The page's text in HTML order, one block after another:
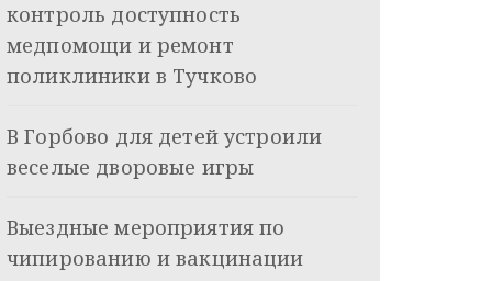
контроль доступность
медпомощи и ремонт
поликлиники в Тучково
В Горбово для детей устроили
веселые дворовые игры
Выездные мероприятия по
чипированию и вакцинации